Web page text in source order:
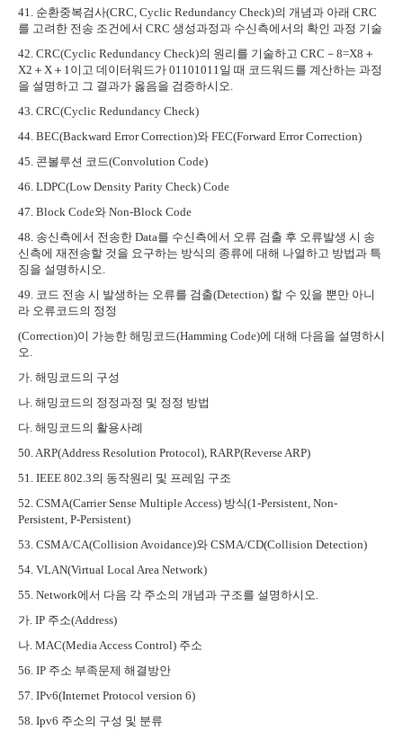
41. 순환중복검사(CRC, Cyclic Redundancy Check)의 개념과 아래 CRC
를 고려한 전송 조건에서 CRC 생성과정과 수신측에서의 확인 과정 기술
42. CRC(Cyclic Redundancy Check)의 원리를 기술하고 CRC － 8=X8 ＋
X2 ＋ X ＋ 1이고 데이터워드가 01101011일 때 코드워드를 계산하는 과정
을 설명하고 그 결과가 옳음을 검증하시오.
43. CRC(Cyclic Redundancy Check)
44. BEC(Backward Error Correction)와 FEC(Forward Error Correction)
45. 콘볼루션 코드(Convolution Code)
46. LDPC(Low Density Parity Check) Code
47. Block Code와 Non-Block Code
48. 송신측에서 전송한 Data를 수신측에서 오류 검출 후 오류발생 시 송
신측에 재전송할 것을 요구하는 방식의 종류에 대해 나열하고 방법과 특
징을 설명하시오.
49. 코드 전송 시 발생하는 오류를 검출(Detection) 할 수 있을 뿐만 아니
라 오류코드의 정정
(Correction)이 가능한 해밍코드(Hamming Code)에 대해 다음을 설명하시
오.
가. 해밍코드의 구성
나. 해밍코드의 정정과정 및 정정 방법
다. 해밍코드의 활용사례
50. ARP(Address Resolution Protocol), RARP(Reverse ARP)
51. IEEE 802.3의 동작원리 및 프레임 구조
52. CSMA(Carrier Sense Multiple Access) 방식(1-Persistent, Non-
Persistent, P-Persistent)
53. CSMA/CA(Collision Avoidance)와 CSMA/CD(Collision Detection)
54. VLAN(Virtual Local Area Network)
55. Network에서 다음 각 주소의 개념과 구조를 설명하시오.
가. IP 주소(Address)
나. MAC(Media Access Control) 주소
56. IP 주소 부족문제 해결방안
57. IPv6(Internet Protocol version 6)
58. Ipv6 주소의 구성 및 분류